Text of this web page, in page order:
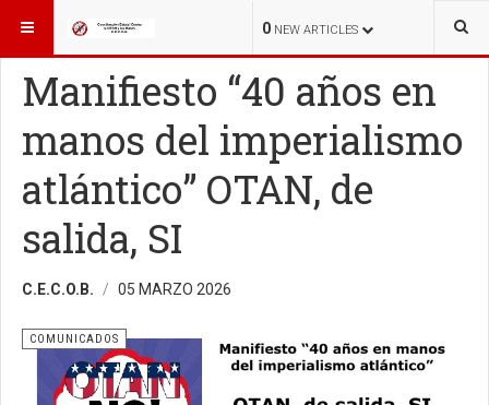
0 NEW ARTICLES
ESTÁ AQUÍ: COMUNICADOS
Manifiesto “40 años en
manos del imperialismo
atlántico” OTAN, de
salida, SI
C.E.C.O.B. 05 MARZO 2026
COMUNICADOS